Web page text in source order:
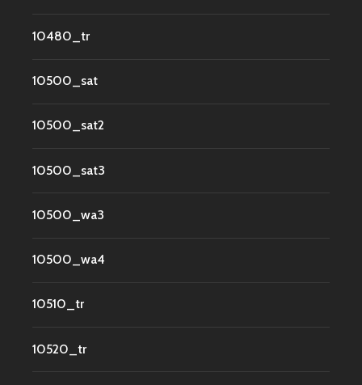
10480_tr
10500_sat
10500_sat2
10500_sat3
10500_wa3
10500_wa4
10510_tr
10520_tr